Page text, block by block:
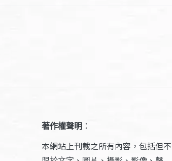
著作權聲明 ：
本網站上刊載之所有內容，包括但不